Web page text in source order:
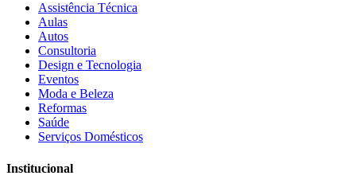
Assistência Técnica
Aulas
Autos
Consultoria
Design e Tecnologia
Eventos
Moda e Beleza
Reformas
Saúde
Serviços Domésticos
Institucional